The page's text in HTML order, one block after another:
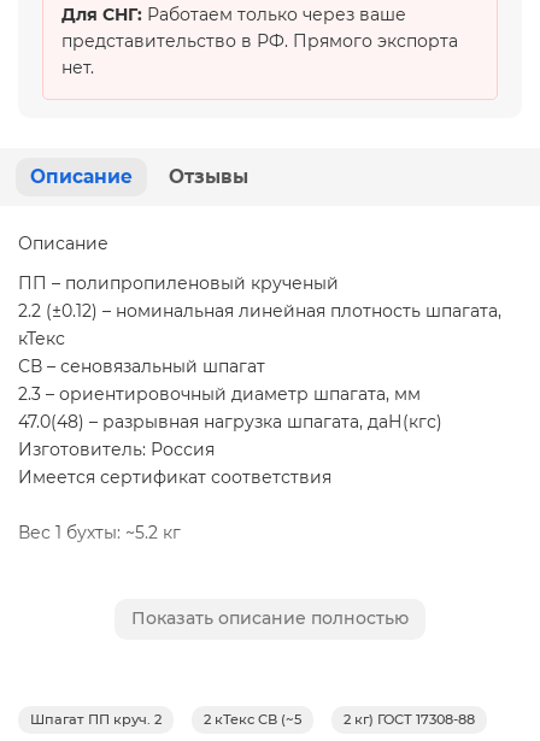
Для СНГ: Работаем только через ваше
представительство в РФ. Прямого экспорта
нет.
Описание Отзывы
Описание
ПП – полипропиленовый крученый
2.2 (±0.12) – номинальная линейная плотность шпагата,
кТекс
СВ – сеновязальный шпагат
2.3 – ориентировочный диаметр шпагата, мм
47.0(48) – разрывная нагрузка шпагата, даН(кгс)
Изготовитель: Россия
Имеется сертификат соответствия
Вес 1 бухты: ~5.2 кг
и для специальных целей. Соответствует ГОСТ 17308-88
Показать описание полностью
Шпагат ПП круч. 2 2 кТекс СВ (~5 2 кг) ГОСТ 17308-88